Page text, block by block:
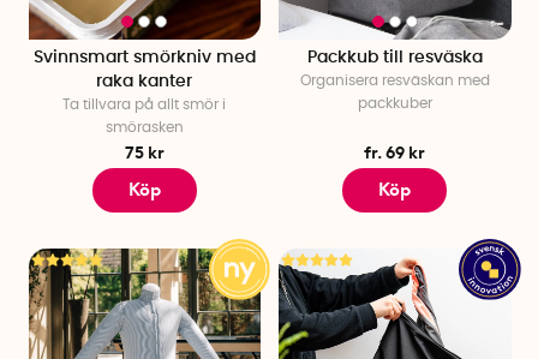
Svinnsmart smörkniv med
raka kanter
Ta tillvara på allt smör i
smörasken
75 kr
Köp
Packkub till resväska
Organisera resväskan med
packkuber
fr. 69 kr
Köp